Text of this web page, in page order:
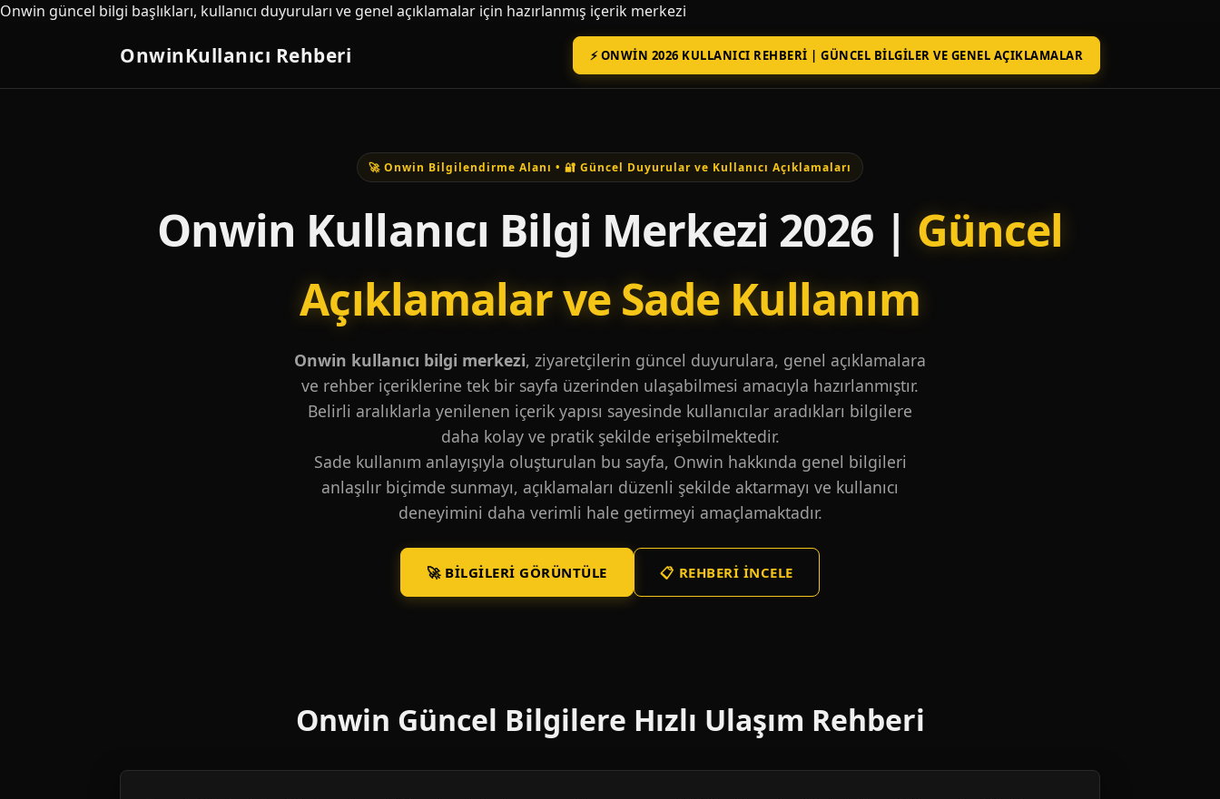
Onwin güncel bilgi başlıkları, kullanıcı duyuruları ve genel açıklamalar için hazırlanmış içerik merkezi
OnwinKullanıcı Rehberi ⚡ ONWIN 2026 KULLANICI REHBERI | GÜNCEL BILGILER VE GENEL AÇIKLAMALAR
🚀 Onwin Bilgilendirme Alanı • 🔐 Güncel Duyurular ve Kullanıcı Açıklamaları
Onwin Kullanıcı Bilgi Merkezi 2026 | Güncel
Açıklamalar ve Sade Kullanım
Onwin kullanıcı bilgi merkezi, ziyaretçilerin güncel duyurulara, genel açıklamalara
ve rehber içeriklerine tek bir sayfa üzerinden ulaşabilmesi amacıyla hazırlanmıştır.
Belirli aralıklarla yenilenen içerik yapısı sayesinde kullanıcılar aradıkları bilgilere
daha kolay ve pratik şekilde erişebilmektedir.
Sade kullanım anlayışıyla oluşturulan bu sayfa, Onwin hakkında genel bilgileri
anlaşılır biçimde sunmayı, açıklamaları düzenli şekilde aktarmayı ve kullanıcı
deneyimini daha verimli hale getirmeyi amaçlamaktadır.
🚀 BILGILERI GÖRÜNTÜLE 📋 REHBERI İNCELE
Onwin Güncel Bilgilere Hızlı Ulaşım Rehberi